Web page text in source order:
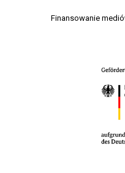
Finansowanie